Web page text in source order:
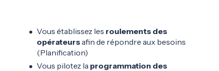
Vous établissez les roulements des
opérateursafin de répondre aux besoins
(Planification)
Vous pilotez la programmation des